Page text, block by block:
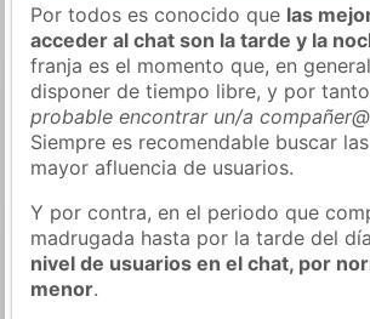
Por todos es conocido que las
acceder al chat son la tarde y la
franja es el momento que, en
disponer de tiempo libre, y por
probable encontrar un/a
Siempre es recomendable buscar
mayor afluencia de usuarios.
Y por contra, en el periodo que
madrugada hasta por la tarde del
nivel de usuarios en el chat, por
menor.